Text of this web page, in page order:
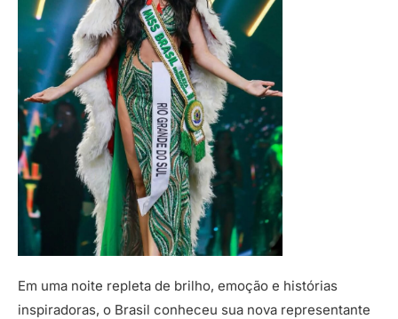
Em uma noite repleta de brilho, emoção e histórias
inspiradoras, o Brasil conheceu sua nova representante